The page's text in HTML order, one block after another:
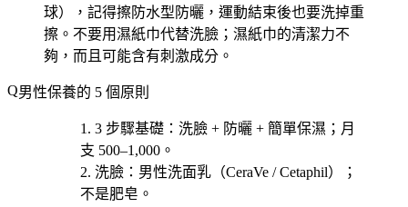
球），記得擦防水型防曬，運動結束後也要洗掉重
擦。不要用濕紙巾代替洗臉；濕紙巾的清潔力不
夠，而且可能含有刺激成分。
男性保養的 5 個原則
3 步驟基礎 ：洗臉 + 防曬 + 簡單保濕；月
支 500–1,000。
洗臉 ：男性洗面乳（CeraVe / Cetaphil）；
不是肥皂。